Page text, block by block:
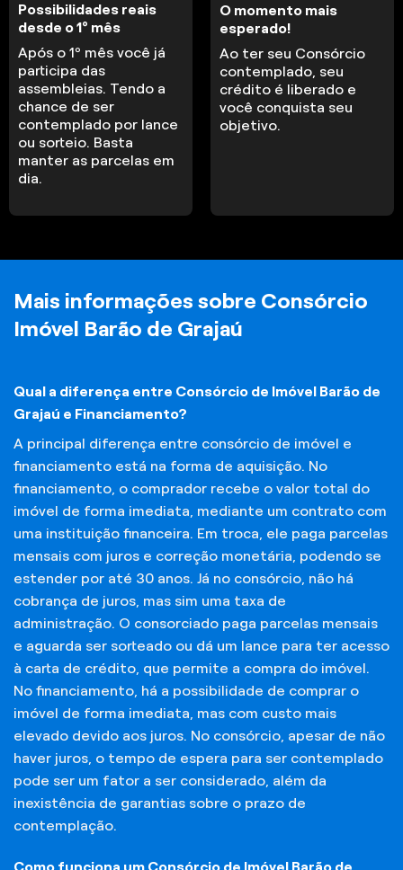
Possibilidades reais
desde o 1º mês
Após o 1º mês você já
participa das
assembleias. Tendo a
chance de ser
contemplado por lance
ou sorteio. Basta
manter as parcelas em
dia.
O momento mais
esperado!
Ao ter seu Consórcio
contemplado, seu
crédito é liberado e
você conquista seu
objetivo.
Mais informações sobre Consórcio
Imóvel Barão de Grajaú
Qual a diferença entre Consórcio de Imóvel Barão de
Grajaú e Financiamento?
A principal diferença entre consórcio de imóvel e
financiamento está na forma de aquisição. No
financiamento, o comprador recebe o valor total do
imóvel de forma imediata, mediante um contrato com
uma instituição financeira. Em troca, ele paga parcelas
mensais com juros e correção monetária, podendo se
estender por até 30 anos. Já no consórcio, não há
cobrança de juros, mas sim uma taxa de
administração. O consorciado paga parcelas mensais
e aguarda ser sorteado ou dá um lance para ter acesso
à carta de crédito, que permite a compra do imóvel.
No financiamento, há a possibilidade de comprar o
imóvel de forma imediata, mas com custo mais
elevado devido aos juros. No consórcio, apesar de não
haver juros, o tempo de espera para ser contemplado
pode ser um fator a ser considerado, além da
inexistência de garantias sobre o prazo de
contemplação.